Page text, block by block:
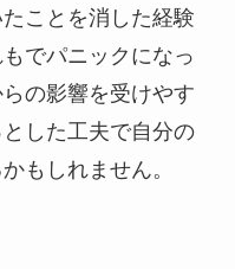
ことを消した経験
でパニックになっ
の影響を受けやす
した工夫で自分の
もしれません。